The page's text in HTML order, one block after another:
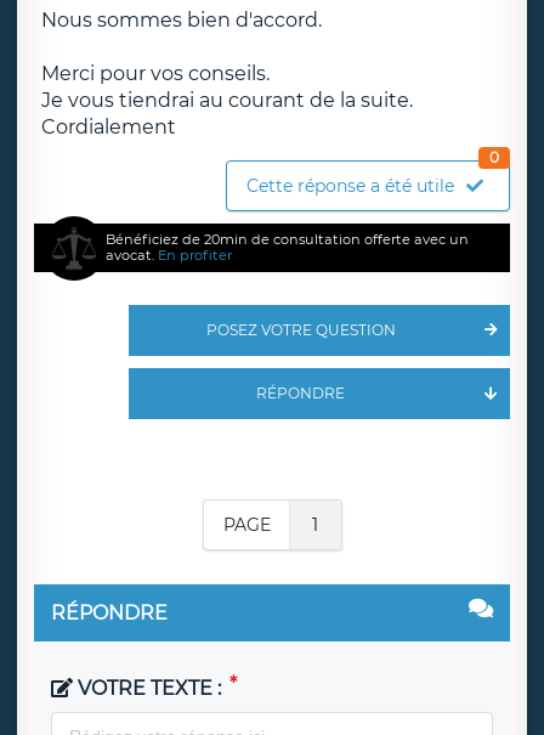
Nous sommes bien d'accord.
Merci pour vos conseils.
Je vous tiendrai au courant de la suite.
Cordialement
Cette réponse a été utile
0
Bénéficiez de 20min de consultation offerte avec un
avocat. En profiter
POSEZ VOTRE QUESTION
RÉPONDRE
PAGE 1
RÉPONDRE
VOTRE TEXTE :